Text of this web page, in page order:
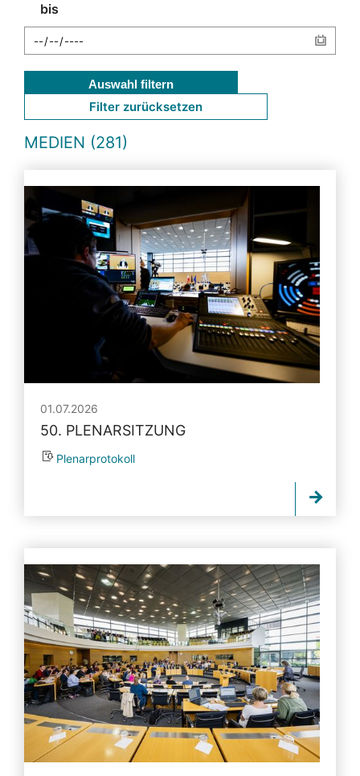
bis
Auswahl filtern
Filter zurücksetzen
MEDIEN (281)
01.07.2026
50. PLENARSITZUNG
Plenarprotokoll